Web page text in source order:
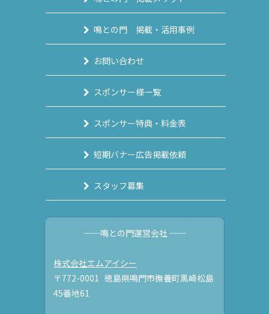
鳴との門 掲載・活用事例
お問い合わせ
スポンサー様一覧
スポンサー特典・料金表
短期バナー広告掲載依頼
スタッフ募集
──鳴との門運営会社 ──
株式会社エムアイシー
〒772-0001 徳島県鳴門市撫養町黒崎松島
45番地61